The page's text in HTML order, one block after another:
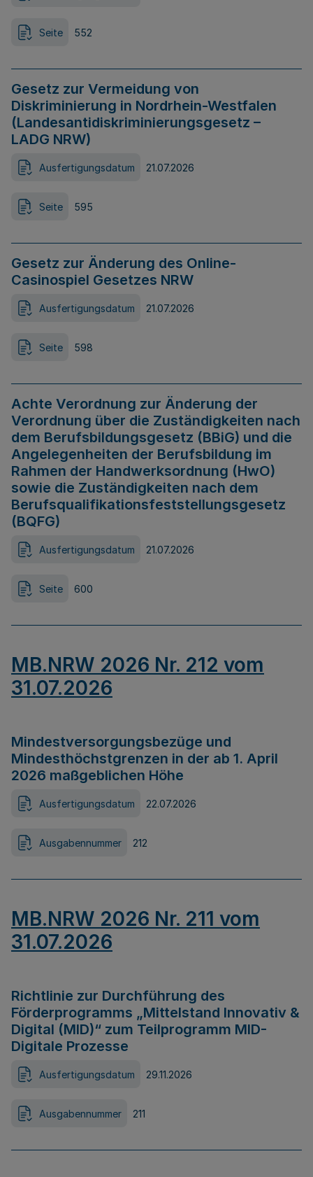
Seite 552
Gesetz zur Vermeidung von
Diskriminierung in Nordrhein-Westfalen
(Landesantidiskriminierungsgesetz –
LADG NRW)
Ausfertigungsdatum 21.07.2026
Seite 595
Gesetz zur Änderung des Online-
Casinospiel Gesetzes NRW
Ausfertigungsdatum 21.07.2026
Seite 598
Achte Verordnung zur Änderung der
Verordnung über die Zuständigkeiten nach
dem Berufsbildungsgesetz (BBiG) und die
Angelegenheiten der Berufsbildung im
Rahmen der Handwerksordnung (HwO)
sowie die Zuständigkeiten nach dem
Berufsqualifikationsfeststellungsgesetz
(BQFG)
Ausfertigungsdatum 21.07.2026
Seite 600
MB.NRW 2026 Nr. 212 vom
31.07.2026
Mindestversorgungsbezüge und
Mindesthöchstgrenzen in der ab 1. April
2026 maßgeblichen Höhe
Ausfertigungsdatum 22.07.2026
Ausgabennummer 212
MB.NRW 2026 Nr. 211 vom
31.07.2026
Richtlinie zur Durchführung des
Förderprogramms „Mittelstand Innovativ &
Digital (MID)“ zum Teilprogramm MID-
Digitale Prozesse
Ausfertigungsdatum 29.11.2026
Ausgabennummer 211